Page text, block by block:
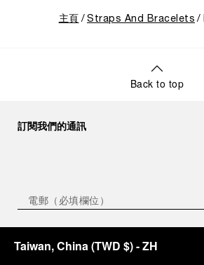
主頁 Straps And Bracelets
Back to top
訂閱我們的通訊
Taiwan, China(TWD $)- ZH